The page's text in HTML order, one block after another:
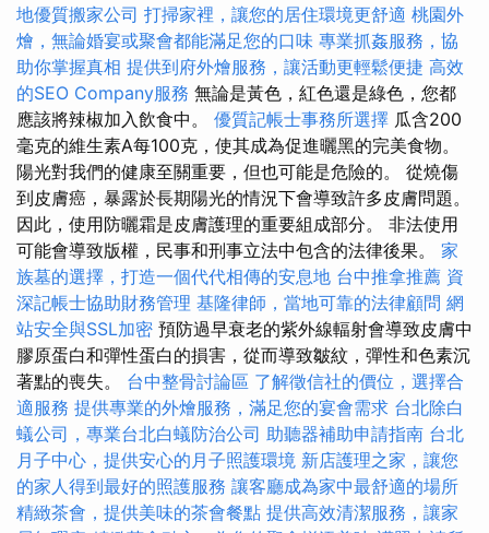
地優質搬家公司 打掃家裡，讓您的居住環境更舒適 桃園外
燴，無論婚宴或聚會都能滿足您的口味 專業抓姦服務，協
助你掌握真相 提供到府外燴服務，讓活動更輕鬆便捷 高效
的SEO Company服務 無論是黃色，紅色還是綠色，您都
應該將辣椒加入飲食中。 優質記帳士事務所選擇 瓜含200
毫克的維生素A每100克，使其成為促進曬黑的完美食物。
陽光對我們的健康至關重要，但也可能是危險的。 從燒傷
到皮膚癌，暴露於長期陽光的情況下會導致許多皮膚問題。
因此，使用防曬霜是皮膚護理的重要組成部分。 非法使用
可能會導致版權，民事和刑事立法中包含的法律後果。 家
族墓的選擇，打造一個代代相傳的安息地 台中推拿推薦 資
深記帳士協助財務管理 基隆律師，當地可靠的法律顧問 網
站安全與SSL加密 預防過早衰老的紫外線輻射會導致皮膚中
膠原蛋白和彈性蛋白的損害，從而導致皺紋，彈性和色素沉
著點的喪失。 台中整骨討論區 了解徵信社的價位，選擇合
適服務 提供專業的外燴服務，滿足您的宴會需求 台北除白
蟻公司，專業台北白蟻防治公司 助聽器補助申請指南 台北
月子中心，提供安心的月子照護環境 新店護理之家，讓您
的家人得到最好的照護服務 讓客廳成為家中最舒適的場所
精緻茶會，提供美味的茶會餐點 提供高效清潔服務，讓家